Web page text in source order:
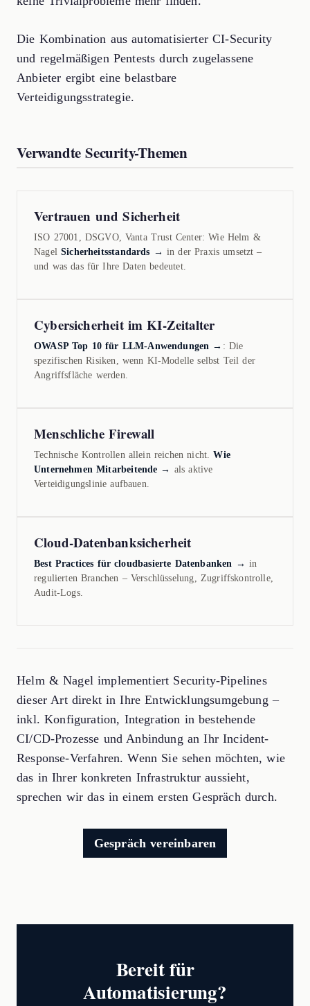
Die Kombination aus automatisierter CI-Security
und regelmäßigen Pentests durch zugelassene
Anbieter ergibt eine belastbare
Verteidigungsstrategie.
Verwandte Security-Themen
Vertrauen und Sicherheit
ISO 27001, DSGVO, Vanta Trust Center: Wie Helm &
Nagel Sicherheitsstandards → in der Praxis umsetzt –
und was das für Ihre Daten bedeutet.
Cybersicherheit im KI-Zeitalter
OWASP Top 10 für LLM-Anwendungen → : Die
spezifischen Risiken, wenn KI-Modelle selbst Teil der
Angriffsfläche werden.
Menschliche Firewall
Technische Kontrollen allein reichen nicht.Wie
Unternehmen Mitarbeitende → als aktive
Verteidigungslinie aufbauen.
Cloud-Datenbanksicherheit
Best Practices für cloudbasierte Datenbanken → in
regulierten Branchen – Verschlüsselung, Zugriffskontrolle,
Audit-Logs.
Helm & Nagel implementiert Security-Pipelines
dieser Art direkt in Ihre Entwicklungsumgebung –
inkl. Konfiguration, Integration in bestehende
CI/CD-Prozesse und Anbindung an Ihr Incident-
Response-Verfahren. Wenn Sie sehen möchten, wie
das in Ihrer konkreten Infrastruktur aussieht,
sprechen wir das in einem ersten Gespräch durch.
Gespräch vereinbaren
Bereit für
Automatisierung?